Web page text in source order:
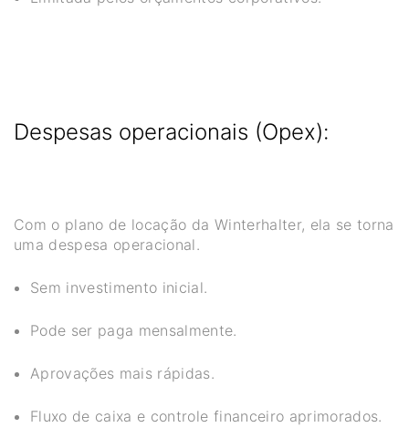
Despesas operacionais (Opex):
Com o plano de locação da Winterhalter, ela se torna
uma despesa operacional.
Sem investimento inicial.
Pode ser paga mensalmente.
Aprovações mais rápidas.
Fluxo de caixa e controle financeiro aprimorados.